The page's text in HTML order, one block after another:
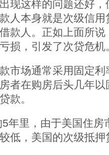
这样的问题还好，
人本身就是次级信
款人。正如上面所
损，引发了次贷危机
场通常采用固定利
者在购房后头几年
款。
里，由于美国住房
低，美国的次级抵